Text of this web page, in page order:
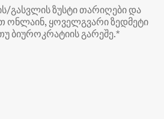
გასვლის ზუსტი თარიღები და
ონლაინ, ყოველგვარი ზედმეტი
ბიუროკრატიის გარეშე.*